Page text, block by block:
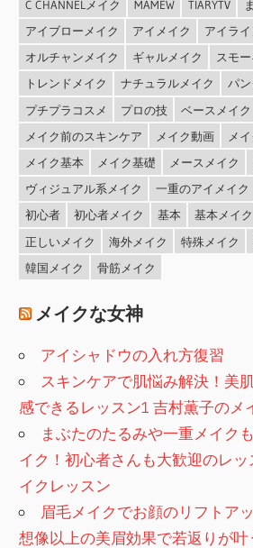
C CHANNELメイク MAMEW TIARYTV
アイブローメイク
アイメイク アイライ
オルチャンメイク
ギャルメイク スモ
トレンドメイク
ナチュラルメイク パン
プチプラコスメ
プロの技 ベースメイク
メイク前のスキンケア
メイク動画
メ
メイク基本
メイク基礎 メースメイク
ヴィジュアル系メイク
一重のアイメイク
初心者
初心者メイク 基本 基本メイク
正しいメイク
海外メイク 特殊メイク
韓国メイク
骨筋メイク
メイクな女神
アイシャドウの入れ方復習
スキンケアで肌悩み解決！美
感できるレッスン1 吉村薫子のメ
まぶたのたるみや一重メイク
イク！初心者さんも大歓迎のレッ
イクレッスン
眉毛メイクでお顔のリフトア
想像以上の美眉効果で若返りが